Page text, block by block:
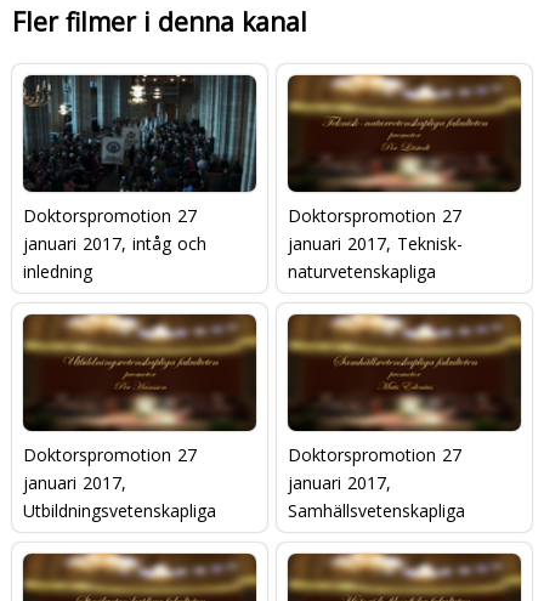
Fler filmer i denna kanal
Doktorspromotion 27
januari 2017, intåg och
inledning
Doktorspromotion 27
januari 2017, Teknisk-
naturvetenskapliga
fakulteten
Doktorspromotion 27
januari 2017,
Utbildningsvetenskapliga
fakulteten
Doktorspromotion 27
januari 2017,
Samhällsvetenskapliga
fakulteten